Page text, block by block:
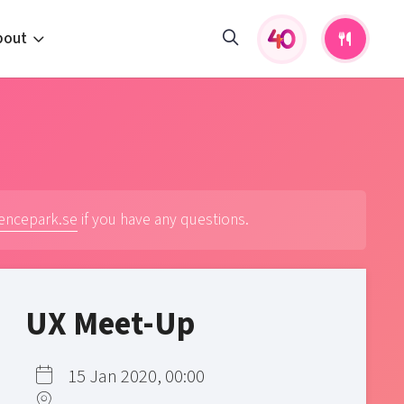
if you have any questions.
UX Meet-Up
15 Jan 2020, 00:00